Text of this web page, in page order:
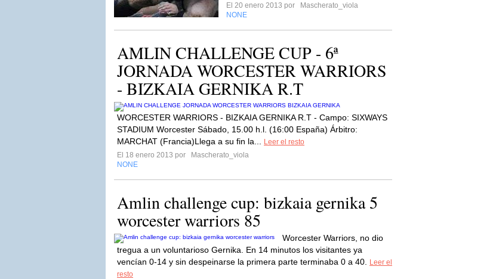
El 20 enero 2013 por
Mascherato_viola
NONE
AMLIN CHALLENGE CUP - 6ª
JORNADA WORCESTER WARRIORS
- BIZKAIA GERNIKA R.T
WORCESTER WARRIORS - BIZKAIA GERNIKA R.T - Campo: SIXWAYS
STADIUM Worcester Sábado, 15.00 h.l. (16:00 España) Árbitro:
MARCHAT (Francia)Llega a su fin la...
Leer el resto
El 18 enero 2013 por
Mascherato_viola
NONE
Amlin challenge cup: bizkaia gernika 5
worcester warriors 85
Worcester Warriors, no dio
tregua a un voluntarioso Gernika. En 14 minutos los visitantes ya
vencían 0-14 y sin despeinarse la primera parte terminaba 0 a 40.
Leer el
resto